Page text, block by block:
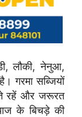
लौकी, नेनुआ,
गरमा सब्जियों
रहें और जरूरत
के बिचड़े की